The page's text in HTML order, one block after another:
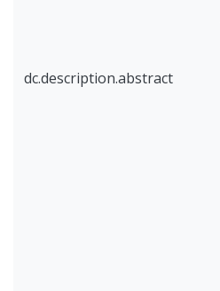
dc.description.abstract